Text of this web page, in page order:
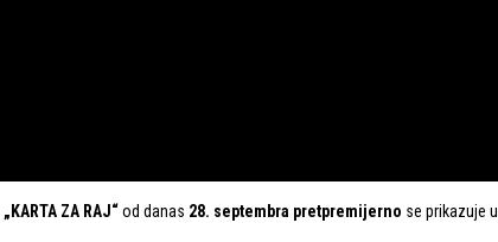
„KARTA ZA RAJ“od danas 28. septembra pretpremijerno se prikazuje u